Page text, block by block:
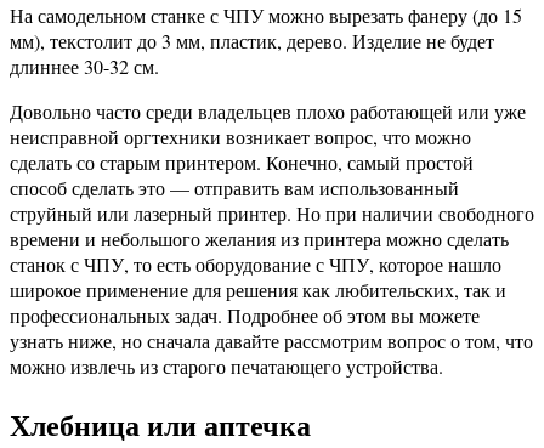
На самодельном станке с ЧПУ можно вырезать фанеру (до 15
мм), текстолит до 3 мм, пластик, дерево. Изделие не будет
длиннее 30-32 см.
Довольно часто среди владельцев плохо работающей или уже
неисправной оргтехники возникает вопрос, что можно
сделать со старым принтером. Конечно, самый простой
способ сделать это — отправить вам использованный
струйный или лазерный принтер. Но при наличии свободного
времени и небольшого желания из принтера можно сделать
станок с ЧПУ, то есть оборудование с ЧПУ, которое нашло
широкое применение для решения как любительских, так и
профессиональных задач. Подробнее об этом вы можете
узнать ниже, но сначала давайте рассмотрим вопрос о том, что
можно извлечь из старого печатающего устройства.
Хлебница или аптечка